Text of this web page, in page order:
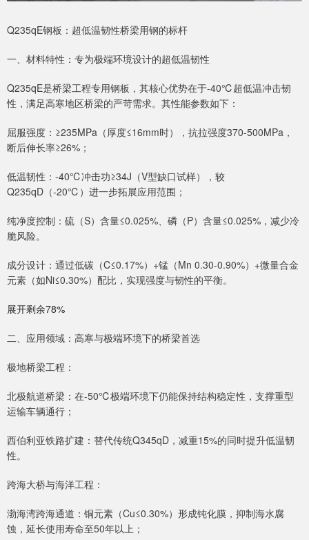
Q235qE钢板：超低温韧性桥梁用钢的标杆
一、材料特性：专为极端环境设计的超低温韧性
Q235qE是桥梁工程专用钢板，其核心优势在于-40℃超低温冲击韧
性，满足高寒地区桥梁的严苛需求。其性能参数如下：
屈服强度：≥235MPa（厚度≤16mm时），抗拉强度370-500MPa，
断后伸长率≥26%；
低温韧性：-40℃冲击功≥34J（V型缺口试样），较
Q235qD（-20℃）进一步拓展应用范围；
纯净度控制：硫（S）含量≤0.025%、磷（P）含量≤0.025%，减少冷
脆风险。
成分设计：通过低碳（C≤0.17%）+锰（Mn 0.30-0.90%）+微量合金
元素（如Ni≤0.30%）配比，实现强度与韧性的平衡。
展开剩余78%
二、应用领域：高寒与极端环境下的桥梁首选
极地桥梁工程：
北极航道桥梁：在-50℃极端环境下仍能保持结构稳定性，支撑重型
运输车辆通行；
西伯利亚铁路扩建：替代传统Q345qD，减重15%的同时提升低温韧
性。
跨海大桥与海洋工程：
渤海湾跨海通道：铜元素（Cu≤0.30%）形成钝化膜，抑制海水腐
蚀，延长使用寿命至50年以上；